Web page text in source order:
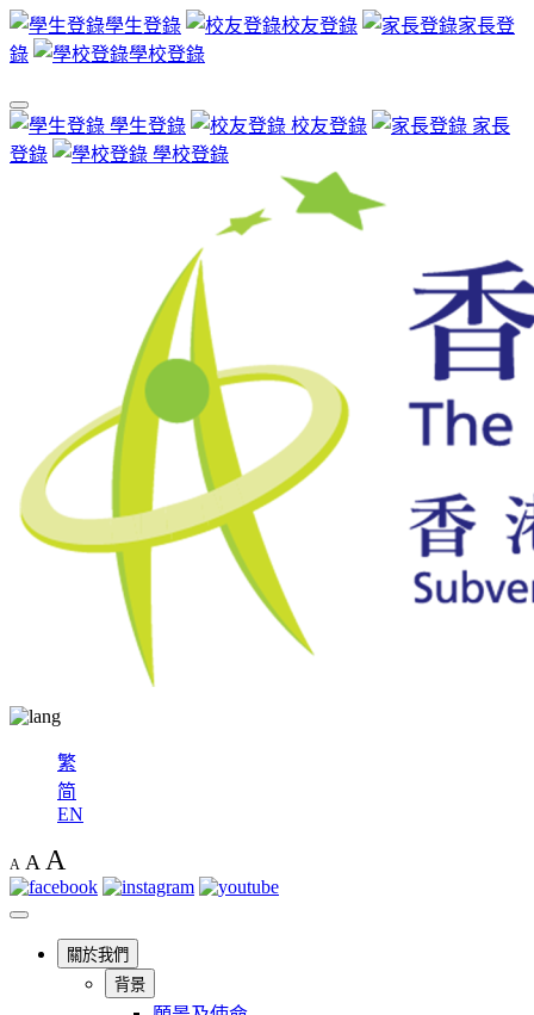
學生登錄 校友登錄
家長登
錄
學校登錄
學生登錄 校友登錄
家長
登錄
學校登錄
繁
简
EN
A A A
關於我們
背景